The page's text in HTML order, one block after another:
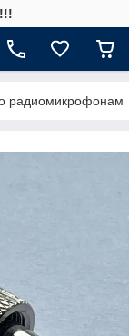
радиомикрофонам